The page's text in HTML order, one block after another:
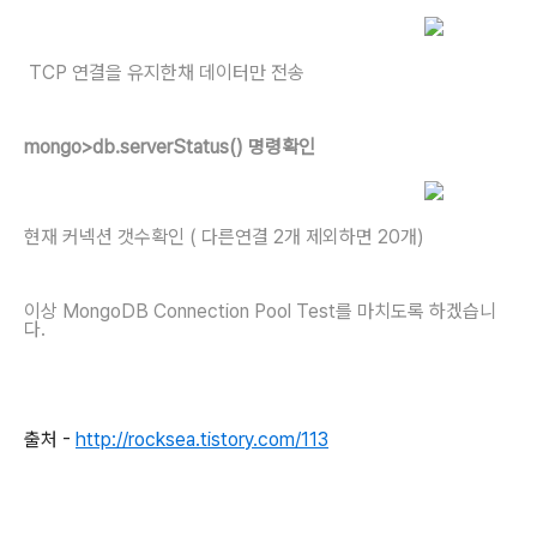
TCP 연결을 유지한채 데이터만 전송
mongo>db.serverStatus() 명령확인
현재 커넥션 갯수확인 ( 다른연결 2개 제외하면 20개)
이상 MongoDB Connection Pool Test를 마치도록 하겠습니
다.
출처 - http://rocksea.tistory.com/113